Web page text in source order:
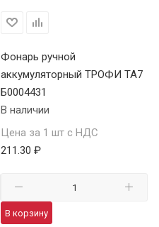
Фонарь ручной
аккумуляторный ТРОФИ TA7
Б0004431
В наличии
Цена за 1 шт с НДС
211.30 ₽
В корзину